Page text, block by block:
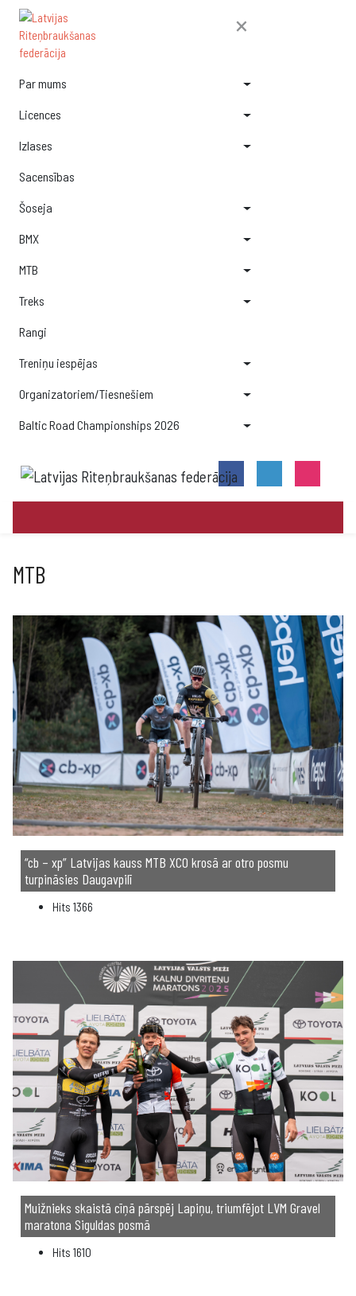
×
Par mums
Licences
Izlases
Sacensības
Šoseja
BMX
MTB
Treks
Rangi
Treniņu iespējas
Organizatoriem/Tiesnešiem
Baltic Road Championships 2026
MTB
“cb – xp” Latvijas kauss MTB XCO krosā ar otro posmu
turpināsies Daugavpilī
Hits 1366
Muižnieks skaistā cīņā pārspēj Lapiņu, triumfējot LVM Gravel
maratona Siguldas posmā
Hits 1610